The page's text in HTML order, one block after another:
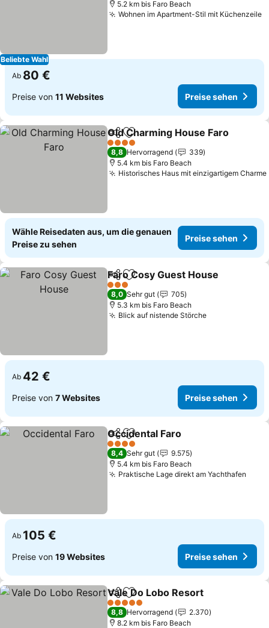
Beliebte Wahl
5.2 km bis Faro Beach
Wohnen im Apartment-Stil mit Küchenzeile
Ab 80 €
Preise von 11 Websites Preise sehen
TeilenZu Favoriten hinzufügen
Old Charming House Faro
4 Sterne
8,8 Hervorragend
339
5.4 km bis Faro Beach
Historisches Haus mit einzigartigem Charme
Wähle Reisedaten aus, um die genauen
Preise zu sehen
Preise sehen
TeilenZu Favoriten hinzufügen
Faro Cosy Guest House
3 Sterne
8,0 Sehr gut
705
5.3 km bis Faro Beach
Blick auf nistende Störche
Ab 42 €
Preise von 7 Websites Preise sehen
TeilenZu Favoriten hinzufügen
Occidental Faro
4 Sterne
8,4 Sehr gut
9.575
5.4 km bis Faro Beach
Praktische Lage direkt am Yachthafen
Ab 105 €
Preise von 19 Websites Preise sehen
TeilenZu Favoriten hinzufügen
Vale Do Lobo Resort
5 Sterne
8,8 Hervorragend
2.370
8.2 km bis Faro Beach